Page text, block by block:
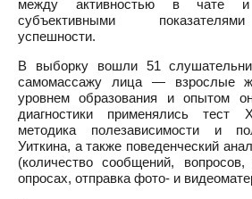
между активностью в чате
субъективными
успешности.
В выборку вошли 51
самомассажу лица — взрослые
уровнем образования и опытом
диагностики применялись
методика полезависимости и
Уиткина, а также поведенческий
(количество сообщений,
опросах, отправка фото- и